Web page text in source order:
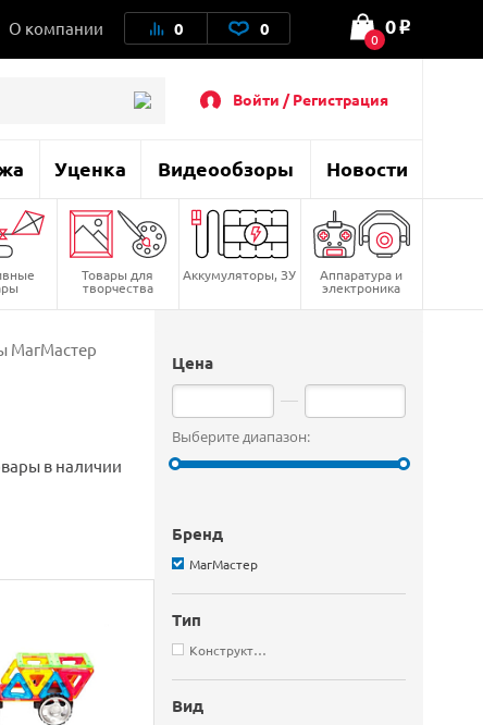
О компании 0 0 0
0 o
Войти / Регистрация
Уценка Видеообзоры Новости
Товары для
творчества
Аккумуляторы, ЗУ Аппаратура и
электроника
Цена
Выберите диапазон:
Бренд
МагМастер
Тип
Конструкторы
Вид
МагМастер
в наличии